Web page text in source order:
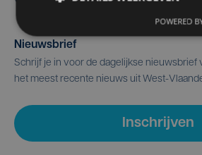
Nieuwsbrief
Schrijf je in voor de dagelijkse nieuwsbrief
het meest recente nieuws uit West-
Inschrijven
POWERED